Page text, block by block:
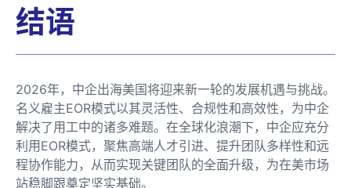
结语
2026年，中企出海美国将迎来新一轮的发展机遇与挑战。
名义雇主EOR模式以其灵活性、合规性和高效性，为中企
解决了用工中的诸多难题。在全球化浪潮下，中企应充分
利用EOR模式，聚焦高端人才引进、提升团队多样性和远
程协作能力，从而实现关键团队的全面升级，为在美市场
站稳脚跟奠定坚实基础。